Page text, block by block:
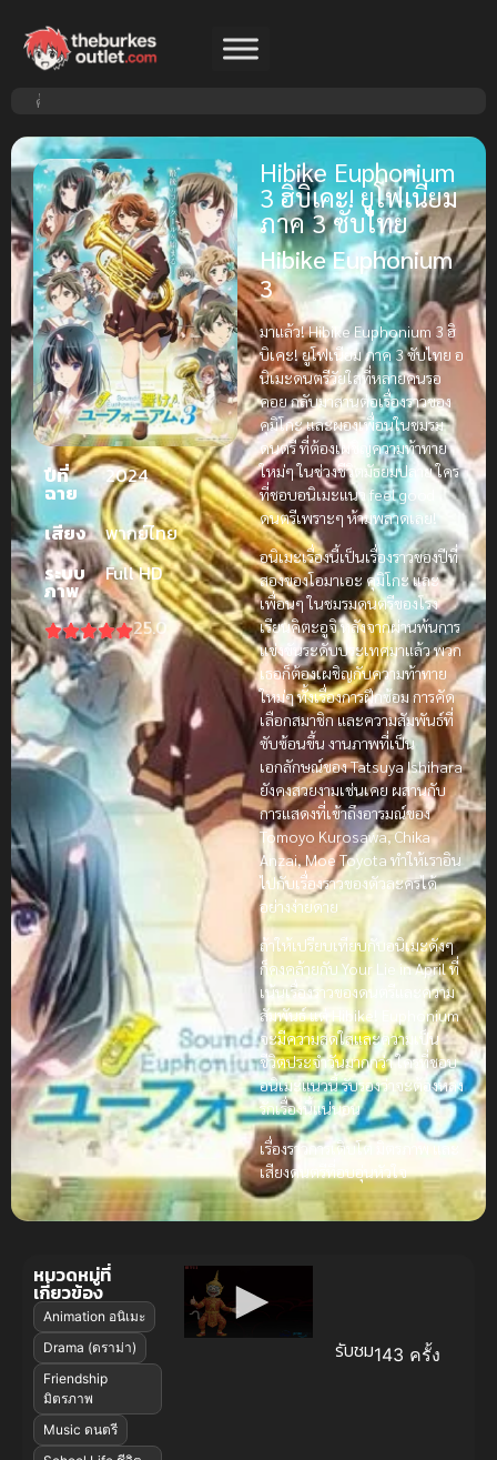
ปีที่
ฉาย
2024
เสียง
พากย์ไทย
ระบบ
ภาพ
Full HD
25.0
Hibike Euphonium
3 ฮิบิเคะ! ยูโฟเนียม
ภาค 3 ซับไทย
Hibike Euphonium
3
มาแล้ว! Hibike Euphonium 3 ฮิ
บิเคะ! ยูโฟเนียม ภาค 3 ซับไทย อ
นิเมะดนตรีวัยใสที่หลายคนรอ
คอย กลับมาสานต่อเรื่องราวของ
คุมิโกะ และผองเพื่อนในชมรม
ดนตรี ที่ต้องเผชิญความท้าทาย
ใหม่ๆ ในช่วงชีวิตมัธยมปลาย ใคร
ที่ชอบอนิเมะแนว feel good
ดนตรีเพราะๆ ห้ามพลาดเลย!
อนิเมะเรื่องนี้เป็นเรื่องราวของปีที่
สองของโอมาเอะ คุมิโกะ และ
เพื่อนๆ ในชมรมดนตรีของโรง
เรียนคิตะอูจิ หลังจากผ่านพ้นการ
แข่งขันระดับประเทศมาแล้ว พวก
เธอก็ต้องเผชิญกับความท้าทาย
ใหม่ๆ ทั้งเรื่องการฝึกซ้อม การคัด
เลือกสมาชิก และความสัมพันธ์ที่
ซับซ้อนขึ้น งานภาพที่เป็น
เอกลักษณ์ของ Tatsuya Ishihara
ยังคงสวยงามเช่นเคย ผสานกับ
การแสดงที่เข้าถึงอารมณ์ของ
Tomoyo Kurosawa, Chika
Anzai, Moe Toyota ทำให้เราอิน
ไปกับเรื่องราวของตัวละครได้
อย่างง่ายดาย
ถ้าให้เปรียบเทียบกับอนิเมะดังๆ
ก็คงคล้ายกับ Your Lie in April ที่
เน้นเรื่องราวของดนตรีและความ
สัมพันธ์ แต่ Hibike! Euphonium
จะมีความสดใสและความเป็น
ชีวิตประจำวันมากกว่า ใครที่ชอบ
อนิเมะแนวนี้ รับรองว่าจะต้องหลง
รักเรื่องนี้แน่นอน
เรื่องราวการเติบโต มิตรภาพ และ
เสียงดนตรีที่อบอุ่นหัวใจ
รับชม143 ครั้ง
หมวดหมู่ที่
เกี่ยวข้อง
Animation อนิเมะ
Drama (ดราม่า)
Friendship
มิตรภาพ
Music ดนตรี